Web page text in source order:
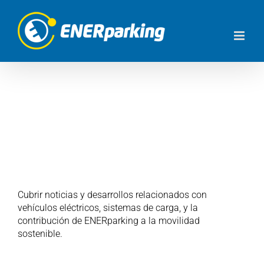
contenido
Cubrir noticias y desarrollos relacionados con
vehículos eléctricos, sistemas de carga, y la
contribución de ENERparking a la movilidad
sostenible.